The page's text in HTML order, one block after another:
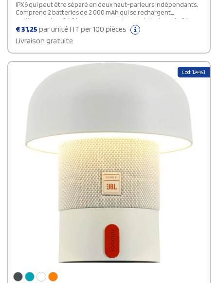
IPX6 qui peut être séparé en deux haut-parleurs indépendants.
Comprend 2 batteries de 2 000 mAh qui se rechargent
entièrement en 2 à 3 heures, avec un temps de lecture de 6 à
8 heures. Dimensions : 23,5 x 8,7 x 8,7 cm. Poids de 840 g. Distance
€31,25 par unité HT per 100 pièces
Livraison gratuite
Cod: 124451